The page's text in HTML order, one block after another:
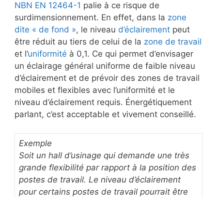
NBN EN 12464-1 palie à ce risque de
surdimensionnement. En effet, dans la zone
dite « de fond », le niveau d’éclairement peut
être réduit au tiers de celui de la zone de travail
et l’uniformité à 0,1. Ce qui permet d’envisager
un éclairage général uniforme de faible niveau
d’éclairement et de prévoir des zones de travail
mobiles et flexibles avec l’uniformité et le
niveau d’éclairement requis. Énergétiquement
parlant, c’est acceptable et vivement conseillé.
Exemple
Soit un hall d’usinage qui demande une très
grande flexibilité par rapport à la position des
postes de travail. Le niveau d’éclairement
pour certains postes de travail pourrait être